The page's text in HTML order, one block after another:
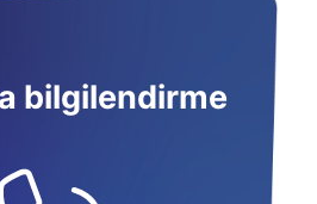
bilgilendirme